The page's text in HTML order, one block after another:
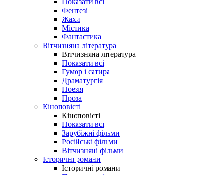
Показати всі
Фентезі
Жахи
Містика
Фантастика
Вітчизняна література
Вітчизняна література
Показати всі
Гумор і сатира
Драматургія
Поезія
Проза
Кіноповісті
Кіноповісті
Показати всі
Зарубіжні фільми
Російські фільми
Вітчизняні фільми
Історичні романи
Історичні романи